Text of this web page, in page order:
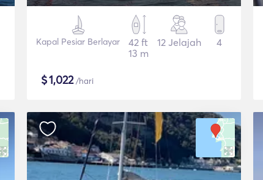
Kapal Pesiar Berlayar
42 ft
13 m
12 Jelajah 4
$1,022/hari